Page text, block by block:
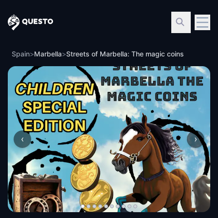
Questo
Spain>Marbella>Streets of Marbella: The magic coins
‹ ›